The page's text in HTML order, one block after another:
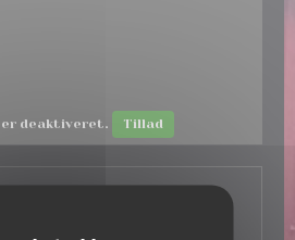
er deaktiveret. Tillad